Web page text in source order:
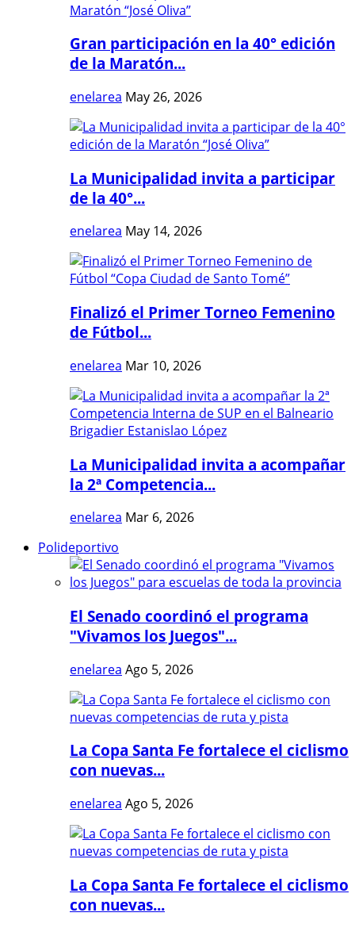
Gran participación en la 40° edición
de la Maratón...
enelarea May 26, 2026
La Municipalidad invita a participar
de la 40°...
enelarea May 14, 2026
Finalizó el Primer Torneo Femenino
de Fútbol...
enelarea Mar 10, 2026
La Municipalidad invita a acompañar
la 2ª Competencia...
enelarea Mar 6, 2026
Polideportivo
El Senado coordinó el programa
"Vivamos los Juegos"...
enelarea Ago 5, 2026
La Copa Santa Fe fortalece el ciclismo
con nuevas...
enelarea Ago 5, 2026
La Copa Santa Fe fortalece el ciclismo
con nuevas...